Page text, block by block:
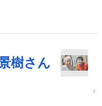
樹さん